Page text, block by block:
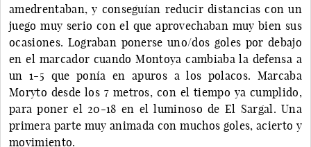
amedrentaban, y conseguían reducir distancias con un
juego muy serio con el que aprovechaban muy bien sus
ocasiones. Lograban ponerse uno/dos goles por debajo
en el marcador cuando Montoya cambiaba la defensa a
un 1-5 que ponía en apuros a los polacos. Marcaba
Moryto desde los 7 metros, con el tiempo ya cumplido,
para poner el 20-18 en el luminoso de El Sargal. Una
primera parte muy animada con muchos goles, acierto y
movimiento.